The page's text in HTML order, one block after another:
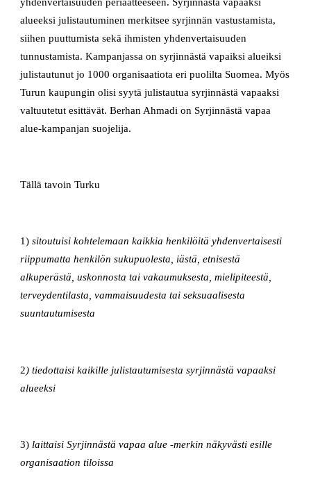
alueeksi julistautuminen merkitsee syrjinnän vastustamista,
siihen puuttumista sekä ihmisten yhdenvertaisuuden
tunnustamista. Kampanjassa on syrjinnästä vapaiksi alueiksi
julistautunut jo 1000 organisaatiota eri puolilta Suomea. Myös
Turun kaupungin olisi syytä julistautua syrjinnästä vapaaksi
valtuutetut esittävät. Berhan Ahmadi on Syrjinnästä vapaa
alue-kampanjan suojelija.
Tällä tavoin Turku
1)sitoutuisi kohtelemaan kaikkia henkilöitä yhdenvertaisesti
riippumatta henkilön sukupuolesta, iästä, etnisestä
alkuperästä, uskonnosta tai vakaumuksesta, mielipiteestä,
terveydentilasta, vammaisuudesta tai seksuaalisesta
suuntautumisesta
2) tiedottaisi kaikille julistautumisesta syrjinnästä vapaaksi
alueeksi
3) laittaisi Syrjinnästä vapaa alue -merkin näkyvästi esille
organisaation tiloissa